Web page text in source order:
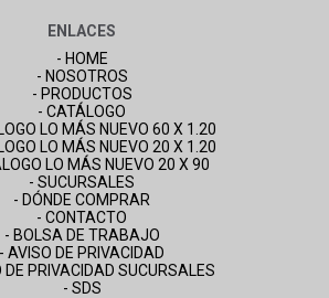
ENLACES
- HOME
- NOSOTROS
- PRODUCTOS
- CATÁLOGO
LO MÁS NUEVO 60 X 1.20
LO MÁS NUEVO 20 X 1.20
LO MÁS NUEVO 20 X 90
- SUCURSALES
- DÓNDE COMPRAR
- CONTACTO
- BOLSA DE TRABAJO
- AVISO DE PRIVACIDAD
DE PRIVACIDAD SUCURSALES
- SDS